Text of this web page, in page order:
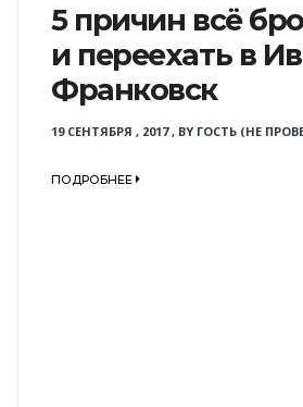
5 причин всё
и переехать в
Франковск
19 СЕНТЯБРЯ , 2017, BY ГОСТЬ (НЕ
ПОДРОБНЕЕ